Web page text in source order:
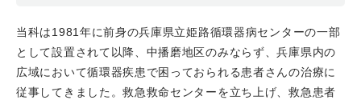
する）の会を、姫路赤十字病院、ツカザキ病院のみなさん
とともに、講堂にて開催しました。
2024.10.30高谷具史科長が循環器内科についてお話を
させていただいたラジオ番組「ハローはり姫」が放送され
当科は1981年に前身の兵庫県立姫路循環器病センターの一部
として設置されて以降、中播磨地区のみならず、兵庫県内の
広域において循環器疾患で困っておられる患者さんの治療に
従事してきました。救急救命センターを立ち上げ、救急患者